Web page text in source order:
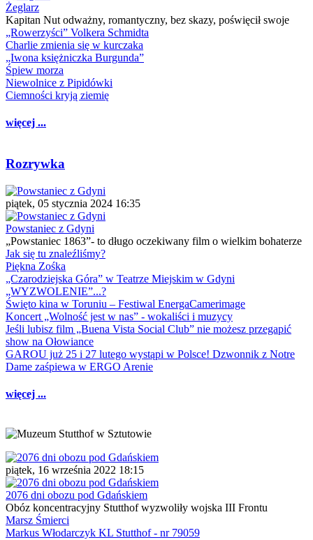
Żeglarz
Kapitan Nut odważny, romantyczny, bez skazy, poświęcił swoje
„Rowerzyści” Volkera Schmidta
Charlie zmienia się w kurczaka
„Iwona księżniczka Burgunda”
Śpiew morza
Niewolnice z Pipidówki
Ciemności kryją ziemię
więcej ...
Rozrywka
piątek, 05 stycznia 2024 16:35
Powstaniec z Gdyni
„Powstaniec 1863”- to długo oczekiwany film o wielkim bohaterze
Jak się tu znaleźliśmy?
Piękna Zośka
„Czarodziejska Góra” w Teatrze Miejskim w Gdyni
„WYZWOLENIE”...?
Święto kina w Toruniu – Festiwal EnergaCamerimage
Koncert „Wolność jest w nas” - wokaliści i muzycy
Jeśli lubisz film „Buena Vista Social Club” nie możesz przegapić
show na Ołowiance
GAROU już 25 i 27 lutego wystąpi w Polsce! Dzwonnik z Notre
Dame zaśpiewa w ERGO Arenie
więcej ...
piątek, 16 września 2022 18:15
2076 dni obozu pod Gdańskiem
Obóz koncentracyjny Stutthof wyzwoliły wojska III Frontu
Marsz Śmierci
Markus Włodarczyk KL Stutthof - nr 79059